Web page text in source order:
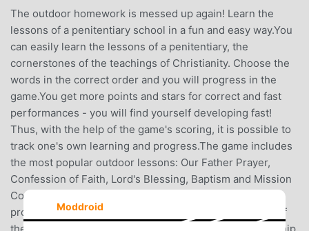
The outdoor homework is messed up again! Learn the
lessons of a penitentiary school in a fun and easy way.You
can easily learn the lessons of a penitentiary, the
cornerstones of the teachings of Christianity. Choose the
words in the correct order and you will progress in the
game.You get more points and stars for correct and fast
performances - you will find yourself developing fast!
Thus, with the help of the game's scoring, it is possible to
track one's own learning and progress.The game includes
the most popular outdoor lessons: Our Father Prayer,
Confession of Faith, Lord's Blessing, Baptism and Mission
Commandment, and Ten Commandments.The game is
provided by Livekirkko ry.The purpose of the activities of
Moddroid